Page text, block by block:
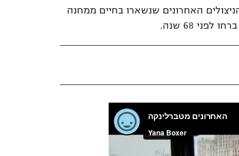
מספר את סיפורם של שמואל וילינברג וקלמן טייגמן, 88 הניצולים האחרונים שנשארו בחיים ממחנה
68 שנה.